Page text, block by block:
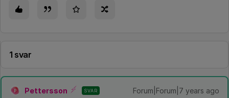
1 svar
P Pettersson SVAR Forum|Forum|7 years ago